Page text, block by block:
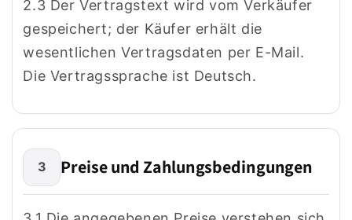
2.3 Der Vertragstext wird vom Verkäufer
gespeichert; der Käufer erhält die
wesentlichen Vertragsdaten per E-Mail.
Die Vertragssprache ist Deutsch.
3 Preise und Zahlungsbedingungen